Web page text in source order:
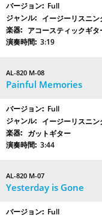
Full
イージーリスニン
アコースティックギタ
3:19
AL-820 M-08
Painful Memories
Full
イージーリスニン
ガットギター
3:44
AL-820 M-07
Yesterday is Gone
Full